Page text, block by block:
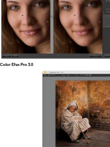
Color Efex Pro 3.0